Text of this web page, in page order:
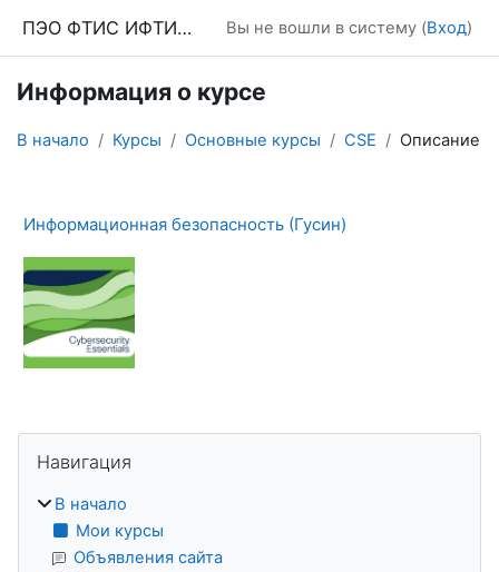
ПЭО ФТИС ИФТИС МПГУ Вы не вошли в систему (Вход)
Информация о курсе
В начало Курсы Основные курсы CSE Описание
Информационная безопасность (Гусин)
Блоки
Навигация
В начало
Мои курсы
Объявления сайта